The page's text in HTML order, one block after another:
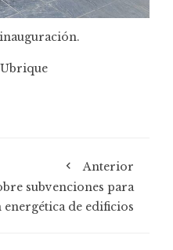
Ubrique
Anterior
subvenciones para
de edificios